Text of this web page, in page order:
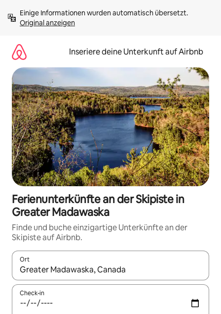
Inhalten
springenOriginal anzeigen
Inseriere deine Unterkunft auf Airbnb
Ferienunterkünfte an der Skipiste in
Greater Madawaska
Finde und buche einzigartige Unterkünfte an der
Skipiste auf Airbnb.
Ort
Wenn Ergebnisse verfügbar sind, navigiere mit den
Check-in